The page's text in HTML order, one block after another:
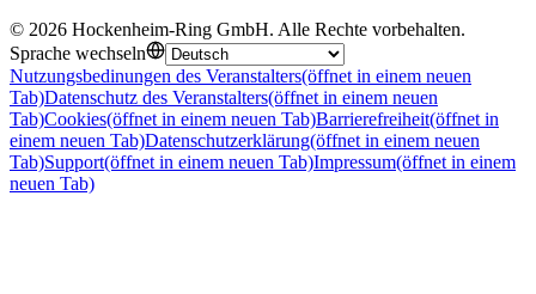
© 2026 Hockenheim-Ring GmbH. Alle Rechte vorbehalten.
Sprache wechseln
Nutzungsbedinungen des Veranstalters(öffnet in einem neuen
Tab)Datenschutz des Veranstalters(öffnet in einem neuen
Tab)Cookies(öffnet in einem neuen Tab)Barrierefreiheit(öffnet in
einem neuen Tab)Datenschutzerklärung(öffnet in einem neuen
Tab)Support(öffnet in einem neuen Tab)Impressum(öffnet in einem
neuen Tab)